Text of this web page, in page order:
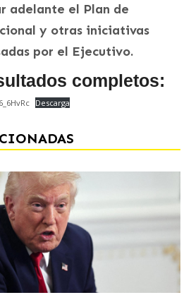
adelante el Plan de
y otras iniciativas
por el Ejecutivo.
completos:
Descarga